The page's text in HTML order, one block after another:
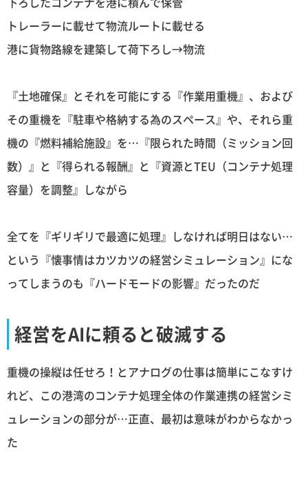
トレーラーに載せて物流ルートに載せる
港に貨物路線を建築して荷下ろし→物流
『土地確保』とそれを可能にする『作業用重機』、および
その重機を『駐車や格納する為のスペース』や、それら重
機の『燃料補給施設』を…『限られた時間（ミッション回
数）』と『得られる報酬』と『資源とTEU（コンテナ処理
容量）を調整』しながら
全てを『ギリギリで最適に処理』しなければ明日はない…
という『懐事情はカツカツの経営シミュレーション』にな
ってしまうのも『ハードモードの影響』だったのだ
経営をAIに頼ると破滅する
重機の操縦は任せろ！とアナログの仕事は簡単にこなすけ
れど、この港湾のコンテナ処理全体の作業連携の経営シミ
ュレーションの部分が…正直、最初は意味がわからなかっ
た